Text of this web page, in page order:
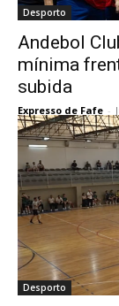
Desporto
Andebol
mínima
subida
Expresso de Fafe -
Desporto